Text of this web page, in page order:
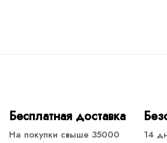
Бесплатная доставка
На покупки свыше 35000
14